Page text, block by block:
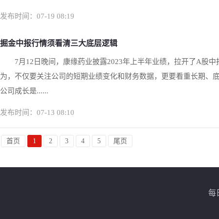
发布时间：07-19 08:19
掘金中报行情须看清三大底层逻辑
7月12日晚间，康缘药业披露2023年上半年业绩，拉开了A股
为，不仅要关注公司的短期业绩变化和财务数据，更要看重长期、
公司成长是......
发布时间：07-13 08:10
首页 1 2 3 4 5 尾页
每